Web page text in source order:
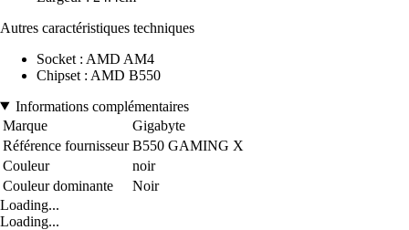
Autres caractéristiques techniques
Socket : AMD AM4
Chipset : AMD B550
Informations complémentaires
Marque
Gigabyte
Référence fournisseur B550 GAMING X
Couleur
noir
Couleur dominante
Noir
Loading...
Loading...